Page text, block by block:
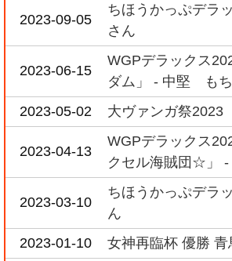
2023-09-05
ちほうかっぷデラ
さん
2023-06-15
WGPデラックス
ダム」 - 中堅 も
2023-05-02
大ヴァンガ祭
2023-04-13
WGPデラックス
クセル海賊団☆」
2023-03-10
ちほうかっぷデラ
ん
2023-01-10
女神再臨杯 優勝